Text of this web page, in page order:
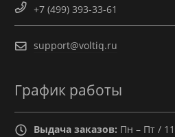
+7 (499) 393-33-61
support@voltiq.ru
График работы
Выдача заказов: Пн – Пт /